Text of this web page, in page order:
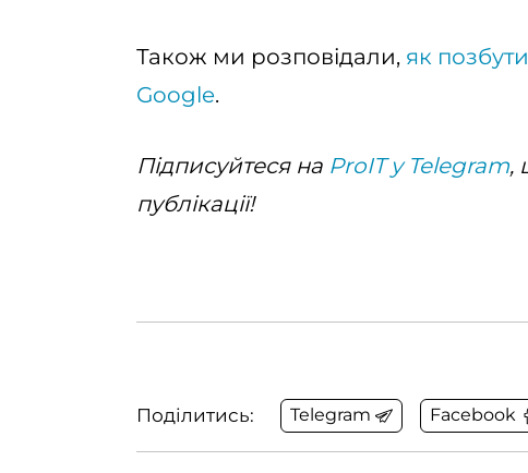
Також ми розповідали, як
Google.
Підписуйтеся на ProIT у Telegram,
публікації!
Поділитись: Telegram Facebook